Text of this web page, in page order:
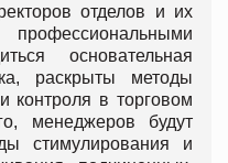
отделов и их
основательная
раскрыты методы
контроля в торговом
менеджеров будут
стимулирования и